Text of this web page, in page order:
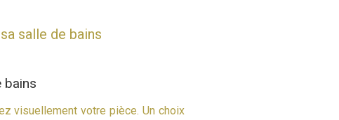
salle de bains
bains
visuellement votre pièce. Un choix